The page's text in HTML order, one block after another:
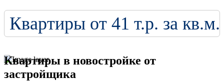
Квартиры от 41 т.р. за кв.м.
Квартиры в новостройке от
застройщика